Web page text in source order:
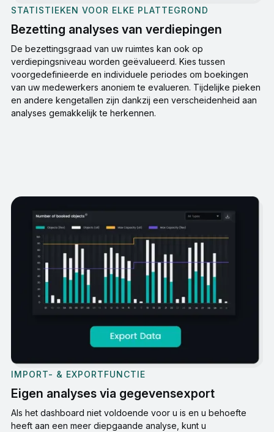
STATISTIEKEN VOOR ELKE PLATTEGROND
Bezetting analyses van verdiepingen
De bezettingsgraad van uw ruimtes kan ook op
verdiepingsniveau worden geëvalueerd. Kies tussen
voorgedefinieerde en individuele periodes om boekingen
van uw medewerkers anoniem te evalueren. Tijdelijke pieken
en andere kengetallen zijn dankzij een verscheidenheid aan
analyses gemakkelijk te herkennen.
IMPORT- & EXPORTFUNCTIE
Eigen analyses via gegevensexport
Als het dashboard niet voldoende voor u is en u behoefte
heeft aan een meer diepgaande analyse, kunt u